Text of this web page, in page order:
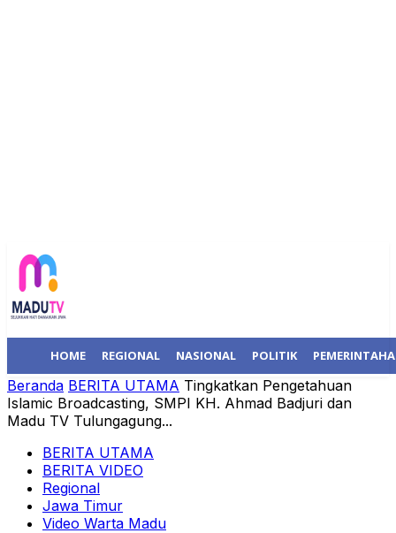
HOME REGIONAL NASIONAL POLITIK
Beranda BERITA UTAMA Tingkatkan Pengetahuan
Islamic Broadcasting, SMPI KH. Ahmad Badjuri dan
Madu TV Tulungagung...
BERITA UTAMA
BERITA VIDEO
Regional
Jawa Timur
Video Warta Madu